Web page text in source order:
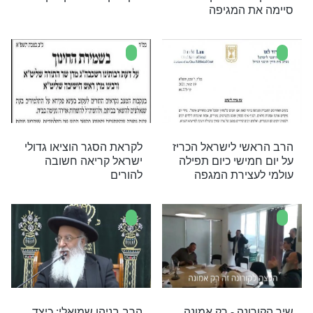
בפסק
’’יש לקחת את
איך מקיימים אירועים בימים
אלה? קראו את מכתב
הרבנים שפורסם לאחרונה
ליל יום הכיפורים, 21:00:
''שמע ישראל'' -
של הרב
הרב אלדשטיין: ''מי שלא
נזהר הוא מזיק'' - הדברים
המלאים בפנים